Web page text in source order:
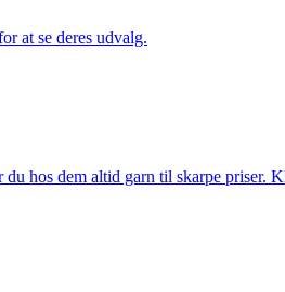
at se deres udvalg.
hos dem altid garn til skarpe priser.